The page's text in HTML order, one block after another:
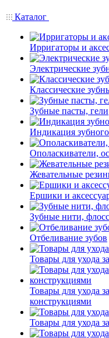
Каталог
Ирригаторы и
Электрические
Классические
Зубные пасты, гели
Индикация зубного
Ополаскиватели,
Жевательные
Ершики и
Зубные нити,
Отбеливание зубов
Товары для ухода
Товары для ухода
конструкциями
Товары для ухода